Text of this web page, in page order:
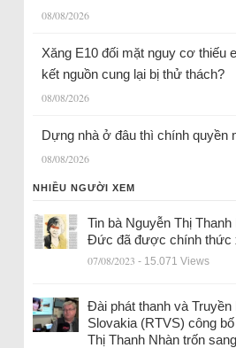
08/08/2026
Xăng E10 đối mặt nguy cơ thiếu
kết nguồn cung lại bị thử thách?
08/08/2026
Dựng nhà ở đâu thì chính quyền
08/08/2026
NHIỀU NGƯỜI XEM
Tin bà Nguyễn Thị
Đức đã được chính thức
07/08/2023 - 15.071 Views
Đài phát thanh và
Slovakia (RTVS) công
Thị Thanh Nhàn trốn